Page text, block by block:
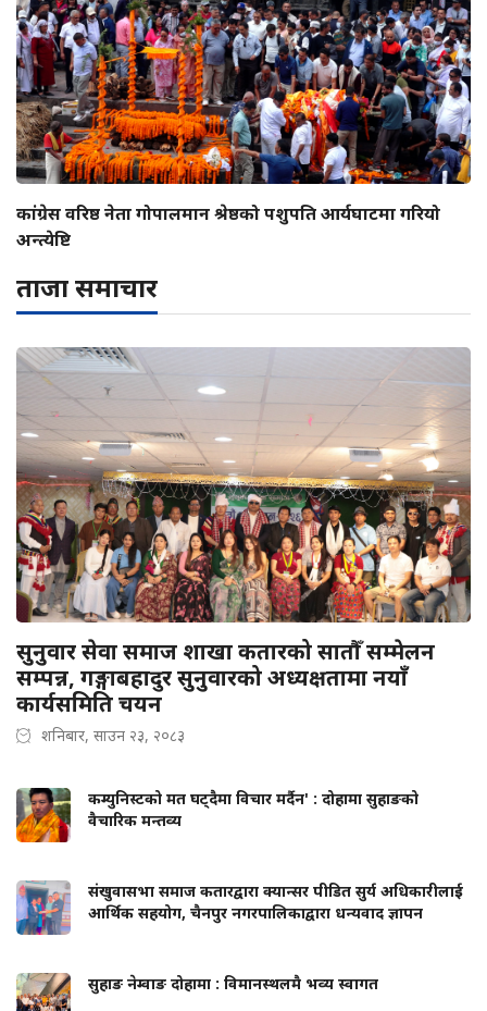
कांग्रेस वरिष्ठ नेता गोपालमान श्रेष्ठको पशुपति आर्यघाटमा गरियो
अन्त्येष्टि
ताजा समाचार
सुनुवार सेवा समाज शाखा कतारको सातौँ सम्मेलन
सम्पन्न, गङ्गाबहादुर सुनुवारको अध्यक्षतामा नयाँ
कार्यसमिति चयन
शनिबार, साउन २३, २०८३
कम्युनिस्टको मत घट्दैमा विचार मर्दैन' : दोहामा सुहाङको
वैचारिक मन्तव्य
संखुवासभा समाज कतारद्वारा क्यान्सर पीडित सुर्य अधिकारीलाई
आर्थिक सहयोग, चैनपुर नगरपालिकाद्वारा धन्यवाद ज्ञापन
सुहाङ नेम्वाङ दोहामा : विमानस्थलमै भव्य स्वागत